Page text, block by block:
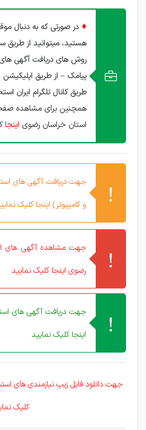
♦ در صورتی که به دنبال
هستید، میتوانید از طریق
روش های دریافت آگهی
پیامک – از طریق
طریق کانال تلگرام ایران
همچنین برای مشاهده
استان خراسان رضوی اینجا
جهت دریافت آگهی های
و کامپیوتر) اینجا کلیک
جهت مشاهده آگهی های
رضوی اینجا کلیک نمایید
جهت دریافت آگهی های
اینجا کلیک نمایید
جهت دانلود فایل زیپ نیازمندی های
کلیک